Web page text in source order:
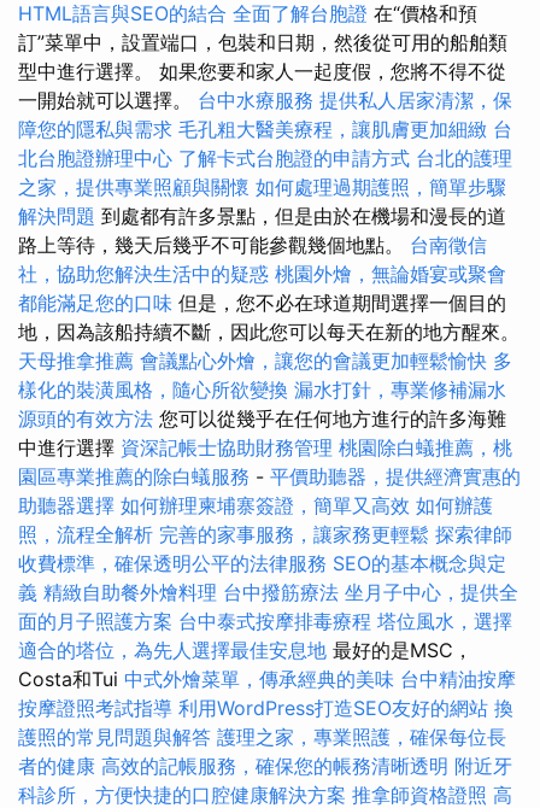
HTML語言與SEO的結合 全面了解台胞證 在“價格和預
訂”菜單中，設置端口，包裝和日期，然後從可用的船舶類
型中進行選擇。 如果您要和家人一起度假，您將不得不從
一開始就可以選擇。 台中水療服務 提供私人居家清潔，保
障您的隱私與需求 毛孔粗大醫美療程，讓肌膚更加細緻 台
北台胞證辦理中心 了解卡式台胞證的申請方式 台北的護理
之家，提供專業照顧與關懷 如何處理過期護照，簡單步驟
解決問題 到處都有許多景點，但是由於在機場和漫長的道
路上等待，幾天后幾乎不可能參觀幾個地點。 台南徵信
社，協助您解決生活中的疑惑 桃園外燴，無論婚宴或聚會
都能滿足您的口味 但是，您不必在球道期間選擇一個目的
地，因為該船持續不斷，因此您可以每天在新的地方醒來。
天母推拿推薦 會議點心外燴，讓您的會議更加輕鬆愉快 多
樣化的裝潢風格，隨心所欲變換 漏水打針，專業修補漏水
源頭的有效方法 您可以從幾乎在任何地方進行的許多海難
中進行選擇 資深記帳士協助財務管理 桃園除白蟻推薦，桃
園區專業推薦的除白蟻服務 - 平價助聽器，提供經濟實惠的
助聽器選擇 如何辦理柬埔寨簽證，簡單又高效 如何辦護
照，流程全解析 完善的家事服務，讓家務更輕鬆 探索律師
收費標準，確保透明公平的法律服務 SEO的基本概念與定
義 精緻自助餐外燴料理 台中撥筋療法 坐月子中心，提供全
面的月子照護方案 台中泰式按摩排毒療程 塔位風水，選擇
適合的塔位，為先人選擇最佳安息地 最好的是MSC，
Costa和Tui 中式外燴菜單，傳承經典的美味 台中精油按摩
按摩證照考試指導 利用WordPress打造SEO友好的網站 換
護照的常見問題與解答 護理之家，專業照護，確保每位長
者的健康 高效的記帳服務，確保您的帳務清晰透明 附近牙
科診所，方便快捷的口腔健康解決方案 推拿師資格證照 高